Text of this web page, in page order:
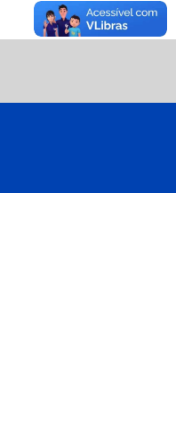
Voltar para o topo